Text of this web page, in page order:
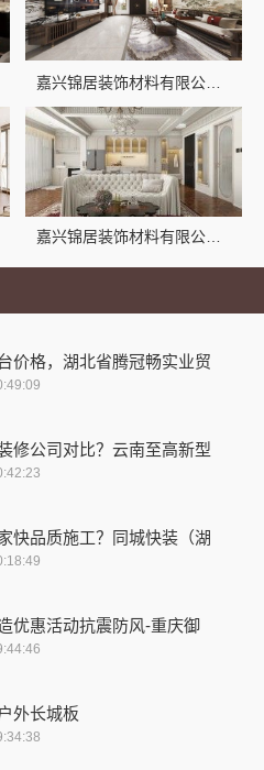
价格，湖北省腾冠畅实业贸
修公司对比？云南至高新型
快品质施工？同城快装（湖
优惠活动抗震防风-重庆御
外长城板